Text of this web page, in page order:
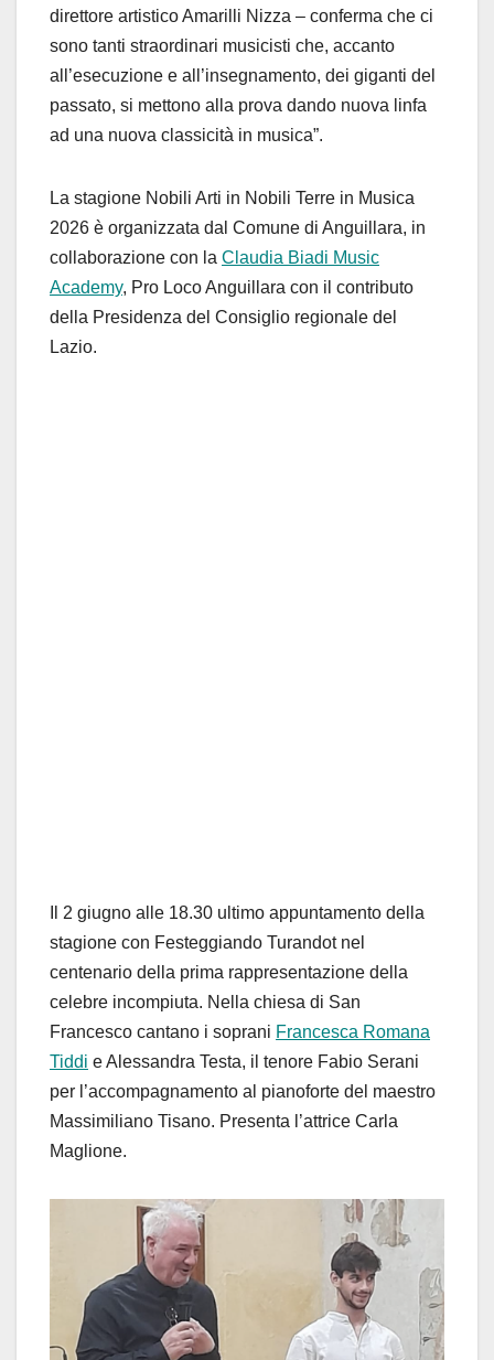
direttore artistico Amarilli Nizza – conferma che ci
sono tanti straordinari musicisti che, accanto
all’esecuzione e all’insegnamento, dei giganti del
passato, si mettono alla prova dando nuova linfa
ad una nuova classicità in musica”.
La stagione Nobili Arti in Nobili Terre in Musica
2026 è organizzata dal Comune di Anguillara, in
collaborazione con la Claudia Biadi Music
Academy, Pro Loco Anguillara con il contributo
della Presidenza del Consiglio regionale del
Lazio.
Il 2 giugno alle 18.30 ultimo appuntamento della
stagione con Festeggiando Turandot nel
centenario della prima rappresentazione della
celebre incompiuta. Nella chiesa di San
Francesco cantano i soprani Francesca Romana
Tiddi e Alessandra Testa, il tenore Fabio Serani
per l’accompagnamento al pianoforte del maestro
Massimiliano Tisano. Presenta l’attrice Carla
Maglione.